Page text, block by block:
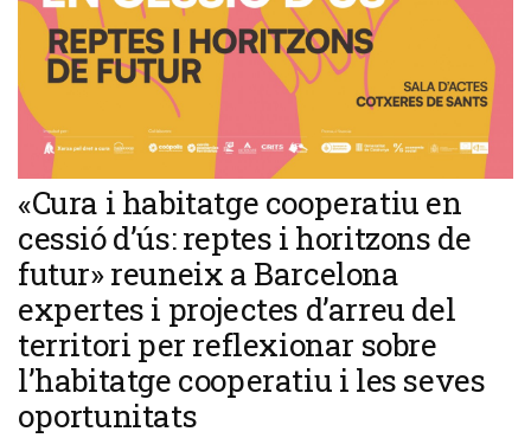
«Cura i habitatge cooperatiu en
cessió d’ús: reptes i horitzons de
futur» reuneix a Barcelona
expertes i projectes d’arreu del
territori per reflexionar sobre
l’habitatge cooperatiu i les seves
oportunitats